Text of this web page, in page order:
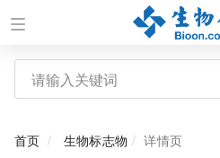
首页 生物标志物 详情页